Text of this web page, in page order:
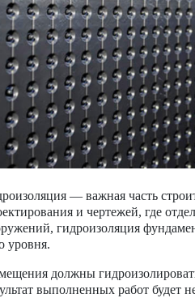
— важная часть
и чертежей, где
гидроизоляция
уровня.
должны
выполненных работ будет